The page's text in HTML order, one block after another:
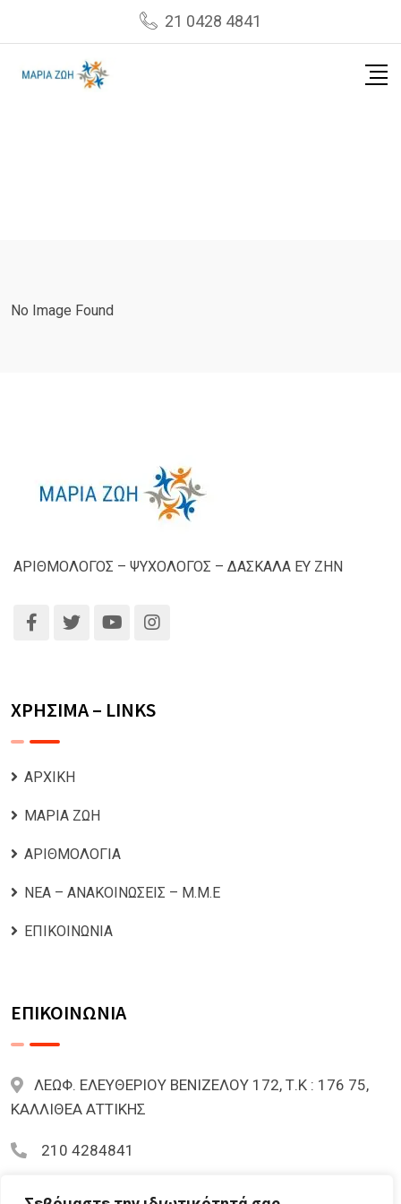
21 0428 4841
No Image Found
ΑΡΙΘΜΟΛΟΓΟΣ – ΨΥΧΟΛΟΓΟΣ – ΔΑΣΚΑΛΑ ΕΥ ΖΗΝ
ΧΡΗΣΙΜΑ – LINKS
ΑΡΧΙΚΗ
ΜΑΡΙΑ ΖΩΗ
ΑΡΙΘΜΟΛΟΓΙΑ
ΝΕΑ – ΑΝΑΚΟΙΝΩΣΕΙΣ – Μ.Μ.Ε
ΕΠΙΚΟΙΝΩΝΙΑ
ΕΠΙΚΟΙΝΩΝΙΑ
ΛΕΩΦ. ΕΛΕΥΘΕΡΙΟΥ ΒΕΝΙΖΕΛΟΥ 172, Τ.Κ : 176 75,
ΚΑΛΛΙΘΕΑ ΑΤΤΙΚΗΣ
210 4284841
mariazoi.powernumbers@gmail.com